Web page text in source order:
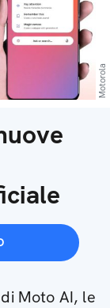
Moto AI, le
Motorola